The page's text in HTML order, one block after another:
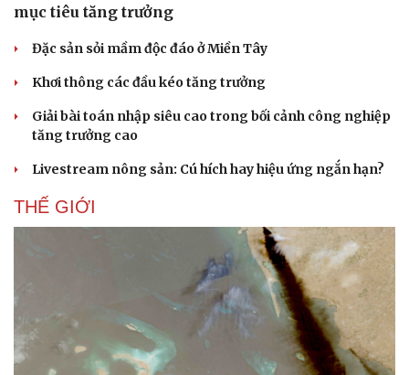
Thể thao
Bóng đá
Lịch thi đấu bóng đá
Ô tô - Xe máy
Xe máy
mục tiêu tăng trưởng
Đặc sản sỏi mầm độc đáo ở Miền Tây
Khơi thông các đầu kéo tăng trưởng
Giải bài toán nhập siêu cao trong bối cảnh công nghiệp
tăng trưởng cao
Livestream nông sản: Cú hích hay hiệu ứng ngắn hạn?
THẾ GIỚI